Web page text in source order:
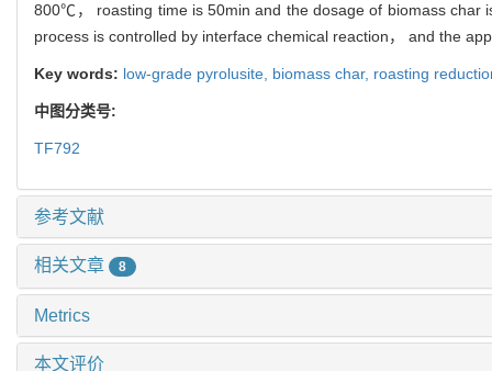
800℃， roasting time is 50min and the dosage of biomass char
process is controlled by interface chemical reaction， and the
Key words: low-grade pyrolusite, biomass char, roasting
中图分类号:
TF792
参考文献
相关文章 8
Metrics
本文评价